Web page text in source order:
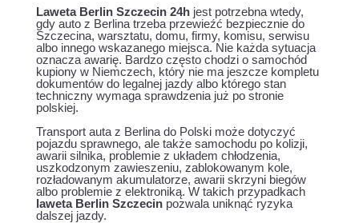
Laweta Berlin Szczecin 24hjest potrzebna wtedy,
gdy auto z Berlina trzeba przewieźć bezpiecznie do
Szczecina, warsztatu, domu, firmy, komisu, serwisu
albo innego wskazanego miejsca. Nie każda sytuacja
oznacza awarię. Bardzo często chodzi o samochód
kupiony w Niemczech, który nie ma jeszcze kompletu
dokumentów do legalnej jazdy albo którego stan
techniczny wymaga sprawdzenia już po stronie
polskiej.
Transport auta z Berlina do Polski może dotyczyć
pojazdu sprawnego, ale także samochodu po kolizji,
awarii silnika, problemie z układem chłodzenia,
uszkodzonym zawieszeniu, zablokowanym kole,
rozładowanym akumulatorze, awarii skrzyni biegów
albo problemie z elektroniką. W takich przypadkach
laweta Berlin Szczecinpozwala uniknąć ryzyka
dalszej jazdy.